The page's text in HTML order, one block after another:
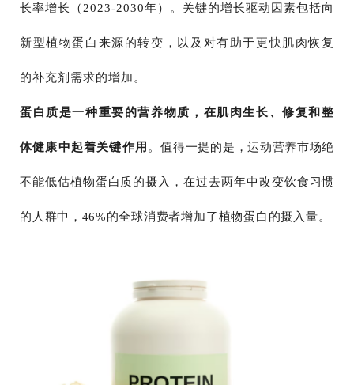
长率增长（2023-2030年）。关键的增长驱动因素包括向
新型植物蛋白来源的转变，以及对有助于更快肌肉恢复
的补充剂需求的增加。
蛋白质是一种重要的营养物质，在肌肉生长、修复和整
体健康中起着关键作用 。值得一提的是，运动营养市场绝
不能低估植物蛋白质的摄入，在过去两年中改变饮食习惯
的人群中，46%的全球消费者增加了植物蛋白的摄入量。